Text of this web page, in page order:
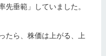
先垂範」していました。
たら、株価は上がる、上